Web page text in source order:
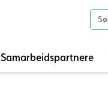
Samarbeidspartnere